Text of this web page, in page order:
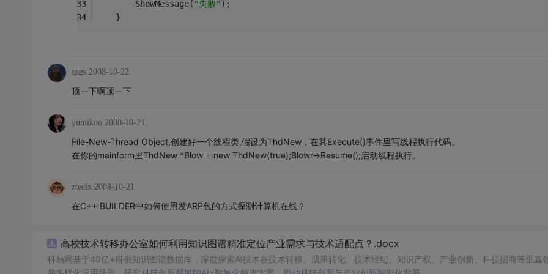
        ShowMessage(
"失败" );
    }
qsgs 2008-10-22
顶一下啊顶一下
yumikoo 2008-10-21
File-New-Thread Object,创建好一个线程类,假设为ThdNew，在其Execute()事件里写线程执行代码。
在你的mainform里ThdNew *Blow = new ThdNew(true);Blowr->Resume();启动线程执行。
zteclx 2008-10-21
在C++ BUILDER中如何使用发ARP包的方式探测计算机在线？
高校技术转移办公室如何利用知识图谱精准定位产业需求与技术适配点？.docx
科易网基于40亿+科创知识图谱数据库，深度探索AI技术在技术转移、成果转化、技术经纪、知识产权、产业创新、科技招商等垂直